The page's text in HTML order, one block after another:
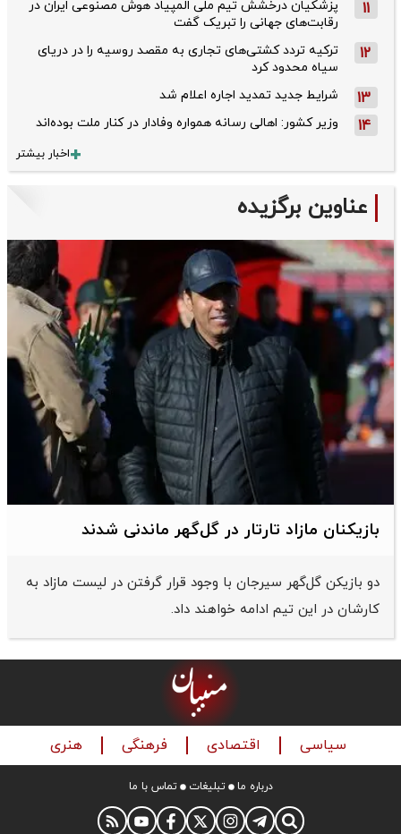
11
پزشکیان درخشش تیم ملی المپیاد هوش مصنوعی ایران در
رقابت‌های جهانی را تبریک گفت
12
ترکیه تردد کشتی‌های تجاری به مقصد روسیه را در دریای
سیاه محدود کرد
13 شرایط جدید تمدید اجاره اعلام شد
14 وزیر کشور: اهالی رسانه همواره وفادار در کنار ملت بوده‌اند
اخبار بیشتر
عناوین برگزیده
بازیکنان مازاد تارتار در گل‌گهر ماندنی شدند
دو بازیکن گل‌گهر سیرجان با وجود قرار گرفتن در لیست مازاد به
کارشان در این تیم ادامه خواهند داد.
سیاسی اقتصادی فرهنگی هنری
درباره ما تبلیغات تماس با ما